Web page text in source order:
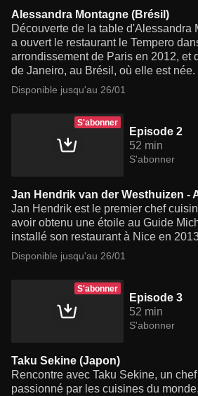
Alessandra Montagne (Brésil)
Découverte de la table d'Alessandra
a ouvert le restaurant le Tempero
arrondissement de Paris en 2012, et
de Janeiro, au Brésil, où elle est née.
Disponible jusqu'au 26/01
S'abonner
Episode 2
52 min
S'abonner
Jan Hendrik van der Westhuizen -
Jan Hendrik est le premier chef
avoir obtenu une étoile au Guide
installé son restaurant à Nice en
Disponible jusqu'au 26/01
S'abonner
Episode 3
52 min
S'abonner
Taku Sekine (Japon)
Rencontre avec Taku Sekine, un
passionné par les cuisines du